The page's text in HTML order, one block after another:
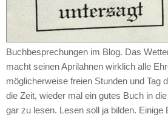
Buchbesprechungen im Blog. Das
macht seinen Aprilahnen wirklich alle
möglicherweise freien Stunden und Tag
die Zeit, wieder mal ein gutes Buch in
gar zu lesen. Lesen soll ja bilden. Einige